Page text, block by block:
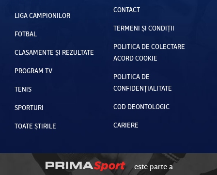
LIGA CAMPIONILOR
FOTBAL
CLASAMENTE ȘI REZULTATE
PROGRAM TV
TENIS
SPORTURI
TOATE ȘTIRILE
CONTACT
TERMENI ȘI CONDIȚII
POLITICA DE COLECTARE
ACORD COOKIE
POLITICA DE
CONFIDENȚIALITATE
COD DEONTOLOGIC
CARIERE
este parte a